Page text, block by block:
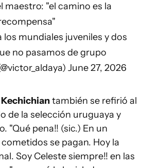
maestro: "el camino es la
los mundiales juveniles y dos
no pasamos de grupo
June 27, 2026
también se refirió al
de la selección uruguaya y
"Qué pena!! (sic.) En un
se pagan. Hoy la
Soy Celeste siempre!! en las